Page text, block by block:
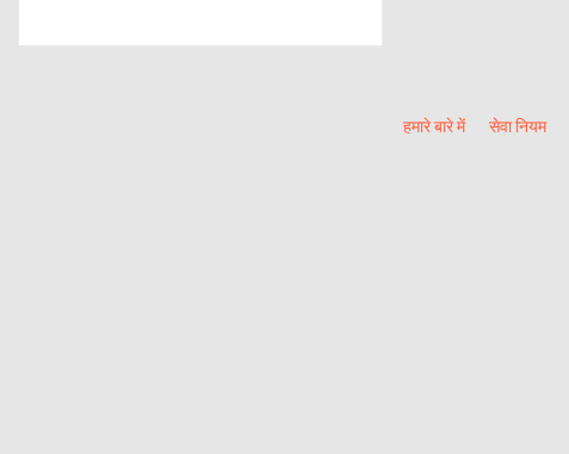
हमारे बारे में सेवा नियम